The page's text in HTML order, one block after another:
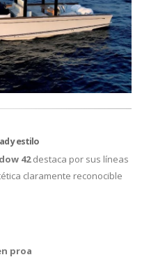
y estilo
42destaca por sus líneas
claramente reconocible
proa